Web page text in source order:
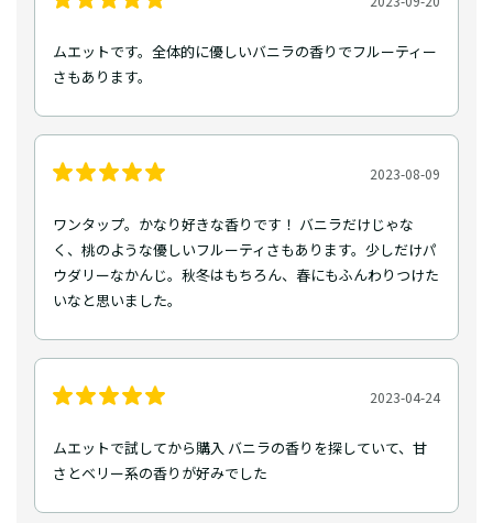
ムエットです。全体的に優しいバニラの香りでフルーティー
さもあります。
2023-08-09
ワンタップ。かなり好きな香りです！ バニラだけじゃな
く、桃のような優しいフルーティさもあります。少しだけパ
ウダリーなかんじ。秋冬はもちろん、春にもふんわりつけた
いなと思いました。
2023-04-24
ムエットで試してから購入 バニラの香りを探していて、甘
さとベリー系の香りが好みでした